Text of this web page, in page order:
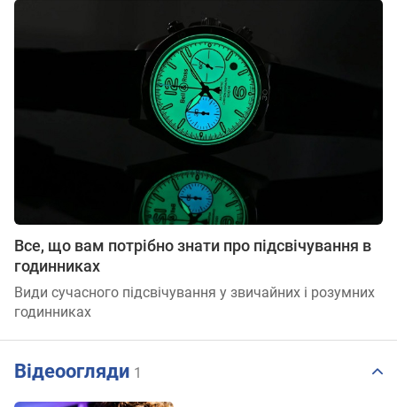
Все, що вам потрібно знати про підсвічування в
годинниках
Види сучасного підсвічування у звичайних і розумних
годинниках
Відеоогляди 1